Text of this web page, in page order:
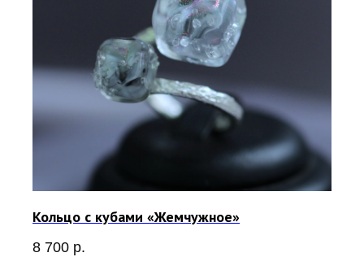
Кольцо с кубами «Жемчужное»
8 700 р.